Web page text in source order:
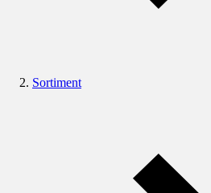
Sortiment